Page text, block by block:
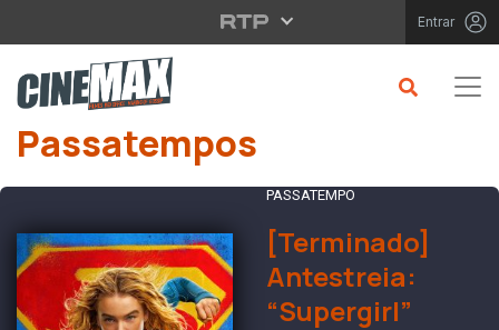
Saltar para o conteúdo principal Entrar
Passatempos
PASSATEMPO
[Terminado]
Antestreia:
“Supergirl”